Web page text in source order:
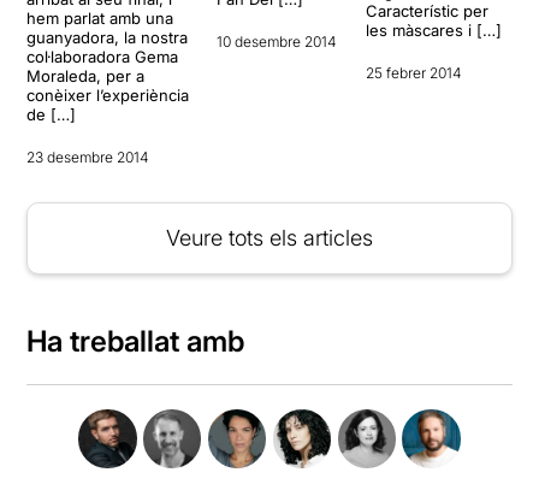
hem parlat amb una
guanyadora, la nostra
col·laboradora Gema
Moraleda, per a
conèixer l’experiència
de […]
23 desembre 2014
10 desembre 2014
Característic per
les màscares i […]
25 febrer 2014
Veure tots els articles
Ha treballat amb